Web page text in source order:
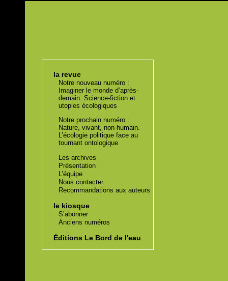
la revue
Notre nouveau numéro :
Imaginer le monde d’après-
demain. Science-fiction et
utopies écologiques
Notre prochain numéro :
Nature, vivant, non-humain.
L’écologie politique face au
tournant ontologique
Les archives
Présentation
L’équipe
Nous contacter
Recommandations aux auteurs
le kiosque
S’abonner
Anciens numéros
Éditions Le Bord de l'eau